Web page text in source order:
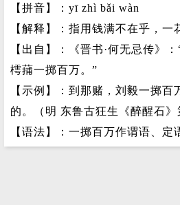
【拼音】：yī zhì bǎi wàn
【解释】：指用钱满不在乎，一
【出自】：《晋书·何无忌传》
樗蒱一掷百万。”
【示例】：到那赌，刘毅一掷百
的。（明 东鲁古狂生《醉醒石》
【语法】：一掷百万作谓语、定